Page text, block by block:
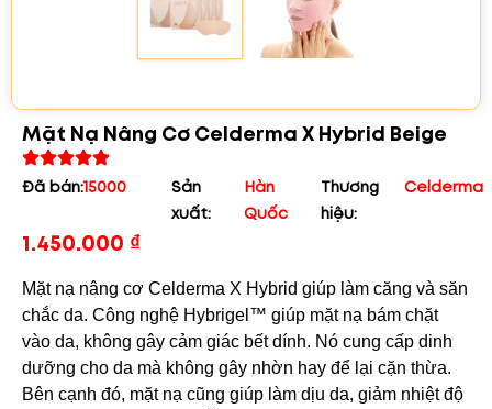
Mặt Nạ Nâng Cơ Celderma X Hybrid Beige
Đã bán:15000
Sản
xuất:
Hàn
Quốc
Thương
hiệu:
Celderma
1.450.000 ₫
Mặt nạ nâng cơ Celderma X Hybrid giúp làm căng và săn
chắc da. Công nghệ Hybrigel™ giúp mặt nạ bám chặt
vào da, không gây cảm giác bết dính. Nó cung cấp dinh
dưỡng cho da mà không gây nhờn hay để lại cặn thừa.
Bên cạnh đó, mặt nạ cũng giúp làm dịu da, giảm nhiệt độ